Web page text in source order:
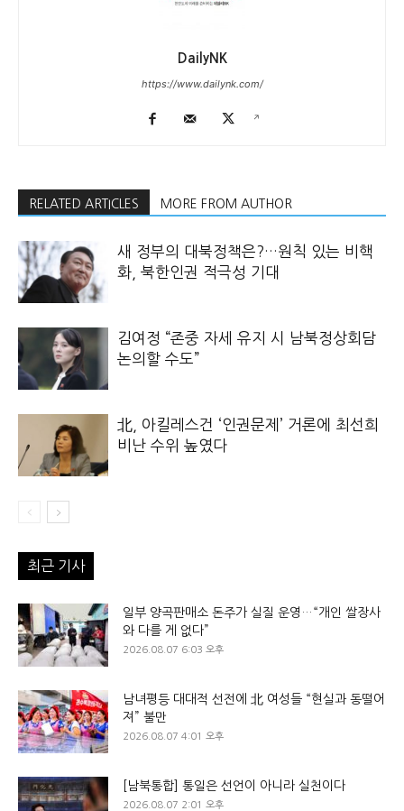
DailyNK
https://www.dailynk.com/
RELATED ARTICLES MORE FROM AUTHOR
새 정부의 대북정책은?…원칙 있는 비핵
화, 북한인권 적극성 기대
김여정 “존중 자세 유지 시 남북정상회담
논의할 수도”
北, 아킬레스건 ‘인권문제’ 거론에 최선희
비난 수위 높였다
최근 기사
일부 양곡판매소 돈주가 실질 운영…“개인 쌀장사
와 다를 게 없다”
2026.08.07 6:03 오후
남녀평등 대대적 선전에 北 여성들 “현실과 동떨어
져” 불만
2026.08.07 4:01 오후
[남북통합] 통일은 선언이 아니라 실천이다
2026.08.07 2:01 오후